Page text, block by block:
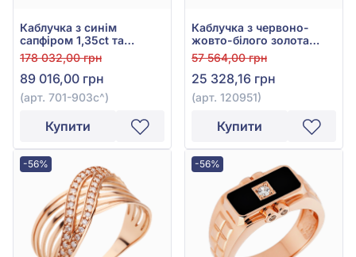
Каблучка з синім
сапфіром 1,35ct та
діамантом 0,16ct з білого
золота 585°, арт. 701-
903с
178 032,00 грн
89 016,00 грн
(арт. 701-903с^)
Купити
Каблучка з червоно-
жовто-білого золота
585°, арт. 120951
57 564,00 грн
25 328,16 грн
(арт. 120951)
Купити
-56% -56%